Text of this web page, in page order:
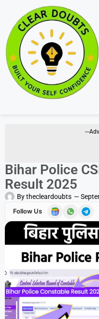
---
Bihar Police
Result 2025
Bythecleardoubts —
Follow Us